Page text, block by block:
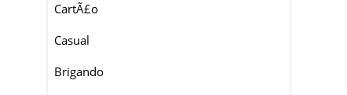
CartÃ£o
Casual
Brigando